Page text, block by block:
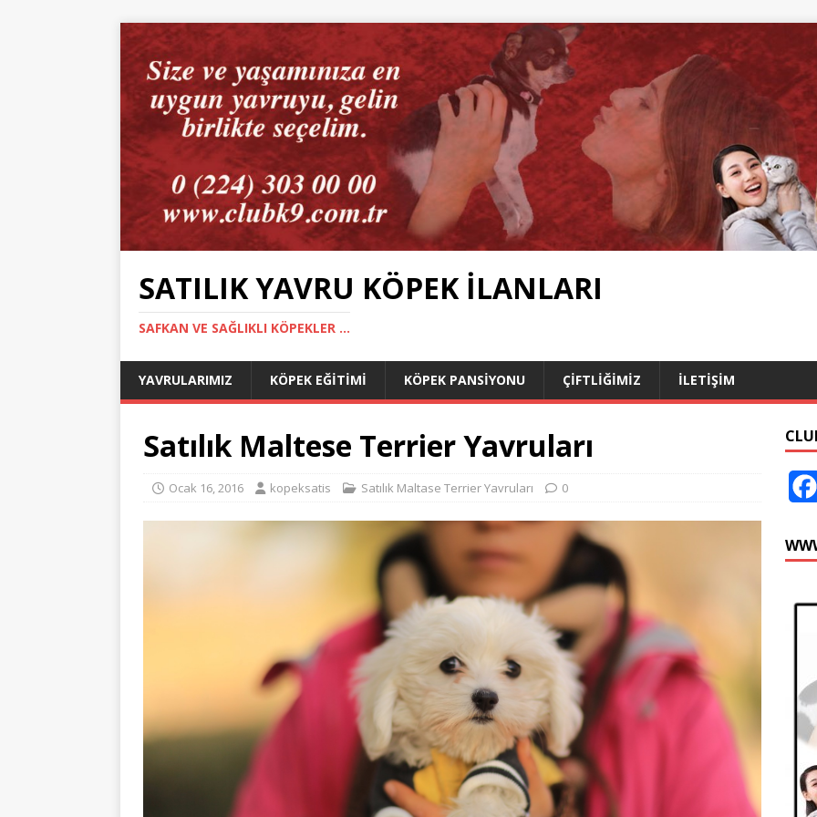
SATILIK YAVRU KÖPEK İLANLARI
SAFKAN VE SAĞLIKLI KÖPEKLER ...
YAVRULARIMIZ KÖPEK EĞITIMI KÖPEK PANSIYONU ÇIFTLIĞIMIZ İLETIŞIM
Satılık Maltese Terrier Yavruları
Ocak 16, 2016 kopeksatis Satılık Maltase Terrier Yavruları 0